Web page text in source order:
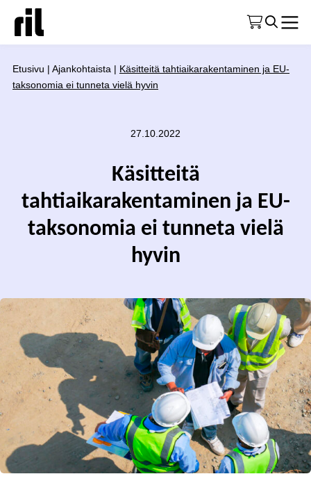
Etusivu | Ajankohtaista | Käsitteitä tahtiaikarakentaminen ja EU-
taksonomia ei tunneta vielä hyvin
27.10.2022
Käsitteitä
tahtiaikarakentaminen ja EU-
taksonomia ei tunneta vielä
hyvin